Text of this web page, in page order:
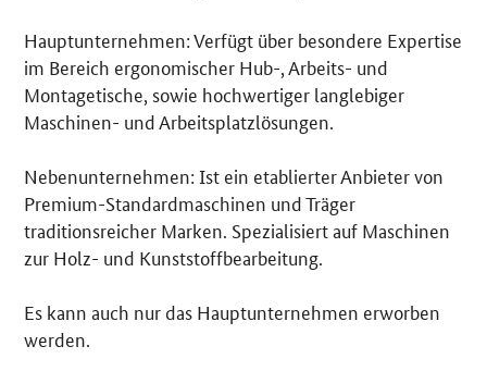
Hauptunternehmen: Verfügt über besondere Expertise
im Bereich ergonomischer Hub-, Arbeits- und
Montagetische, sowie hochwertiger langlebiger
Maschinen- und Arbeitsplatzlösungen.
Nebenunternehmen: Ist ein etablierter Anbieter von
Premium-Standardmaschinen und Träger
traditionsreicher Marken. Spezialisiert auf Maschinen
zur Holz- und Kunststoffbearbeitung.
Es kann auch nur das Hauptunternehmen erworben
werden.